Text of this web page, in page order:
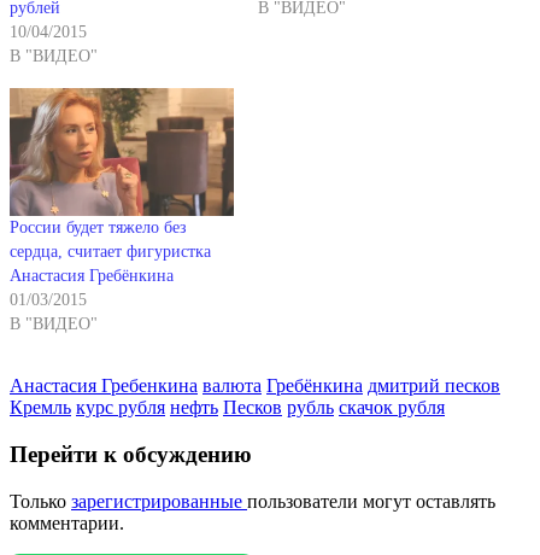
рублей
10/04/2015
В "ВИДЕО"
В "ВИДЕО"
России будет тяжело без
сердца, считает фигуристка
Анастасия Гребёнкина
01/03/2015
В "ВИДЕО"
Анастасия Гребенкина валюта Гребёнкина дмитрий песков
Кремль курс рубля нефть Песков рубль скачок рубля
Перейти к обсуждению
Только зарегистрированные пользователи могут оставлять
комментарии.